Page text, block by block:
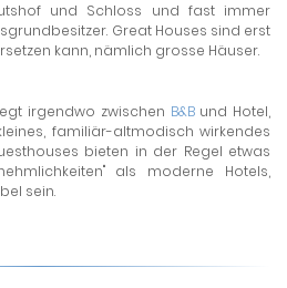
und Schloss und fast immer
Great Houses sind erst
kann, nämlich grosse Häuser.
irgendwo zwischen B&Bund Hotel,
familiär-altmodisch wirkendes
bieten in der Regel etwas
als moderne Hotels,
sein.